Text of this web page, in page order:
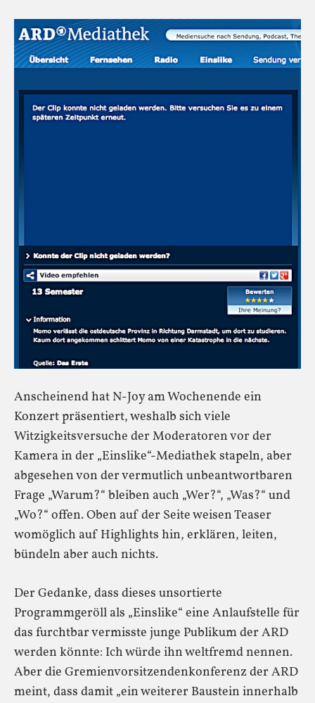
Anscheinend hat N-Joy am Wochenende ein
Konzert präsentiert, weshalb sich viele
Witzigkeitsversuche der Moderatoren vor der
Kamera in der „Einslike“-Mediathek stapeln, aber
abgesehen von der vermutlich unbeantwortbaren
Frage „Warum?“ bleiben auch „Wer?“, „Was?“ und
„Wo?“ offen. Oben auf der Seite weisen Teaser
womöglich auf Highlights hin, erklären, leiten,
bündeln aber auch nichts.
Der Gedanke, dass dieses unsortierte
Programmgeröll als „Einslike“ eine Anlaufstelle für
das furchtbar vermisste junge Publikum der ARD
werden könnte: Ich würde ihn weltfremd nennen.
Aber die Gremienvorsitzendenkonferenz der ARD
meint, dass damit „ein weiterer Baustein innerhalb